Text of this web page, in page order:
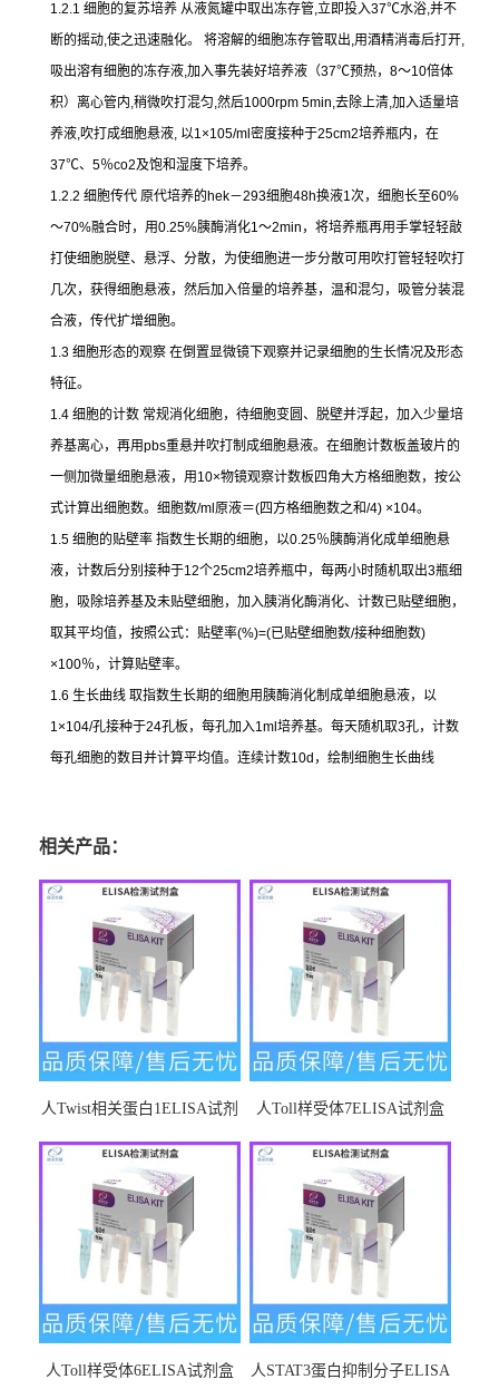
1.2.1 细胞的复苏培养 从液氮罐中取出冻存管,立即投入37℃水浴,并不
断的摇动,使之迅速融化。 将溶解的细胞冻存管取出,用酒精消毒后打开,
吸出溶有细胞的冻存液,加入事先装好培养液（37℃预热， 8～10倍体
积）离心管内,稍微吹打混匀,然后1000rpm 5min,去除上清,加入适量培
养液,吹打成细胞悬液, 以1×105/ml 密度接种于25cm2培养瓶内，在
37℃、 5％co2及饱和湿度下培养。
1.2.2 细胞传代 原代培养的hek－293细胞48h换液1次，细胞长至60%
～70%融合时，用0.25%胰酶消化1～2min ，将培养瓶再用手掌轻轻敲
打使细胞脱壁、悬浮、分散，为使细胞进一步分散可用吹打管轻轻吹打
几次，获得细胞悬液，然后加入倍量的培养基，温和混匀，吸管分装混
合液，传代扩增细胞。
1.3 细胞形态的观察 在倒置显微镜下观察并记录细胞的生长情况及形态
特征。
1.4 细胞的计数 常规消化细胞，待细胞变圆、脱壁并浮起，加入少量培
养基离心，再用pbs重悬并吹打制成细胞悬液。在细胞计数板盖玻片的
一侧加微量细胞悬液，用 10×物镜观察计数板四角大方格细胞数，按公
式计算出细胞数。细胞数/ml 原液＝(四方格细胞数之和/4) ×104。
1.5 细胞的贴壁率 指数生长期的细胞，以0.25％胰酶消化成单细胞悬
液，计数后分别接种于12个25cm2培养瓶中，每两小时随机取出3瓶细
胞，吸除培养基及未贴壁细胞，加入胰消化酶消化、计数已贴壁细胞，
取其平均值，按照公式：贴壁率(%)=(已贴壁细胞数/接种细胞数)
×100％，计算贴壁率。
1.6 生长曲线 取指数生长期的细胞用胰酶消化制成单细胞悬液，以
1×104/孔接种于24孔板，每孔加入1ml 培养基。每天随机取3孔，计数
每孔细胞的数目并计算平均值。连续计数10d ，绘制细胞生长曲线
相关产品：
人Twist相关蛋白1ELISA试剂
人Toll样受体7ELISA试剂盒
人Toll样受体6ELISA试剂盒 人STAT3蛋白抑制分子ELISA